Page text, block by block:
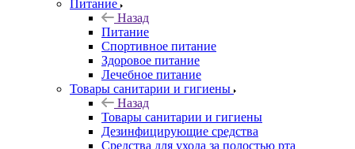
Питание
Назад
Питание
Спортивное питание
Здоровое питание
Лечебное питание
Товары санитарии и гигиены
Назад
Товары санитарии и гигиены
Дезинфицирующие средства
Средства для ухода за полостью рта